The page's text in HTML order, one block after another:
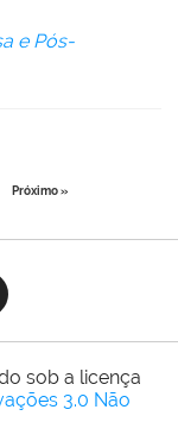
e Pós-
Próximo »
sob a licença
3.0 Não